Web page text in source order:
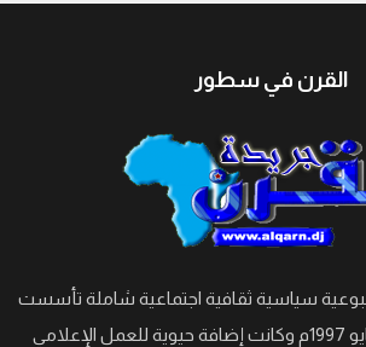
القرن في سطور
سياسية ثقافية اجتماعية شاملة تأسست
في الـ 7 من شهر مايو 1997م وكانت إضافة حيوية للعمل الإعلامي